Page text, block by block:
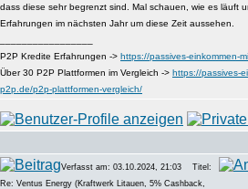
dass diese sehr begrenzt sind. Mal schauen, wie es läuft
Erfahrungen im nächsten Jahr um diese Zeit aussehen.
P2P Kredite Erfahrungen -> https://passives-einkommen-
Über 30 P2P Plattformen im Vergleich -> https://passives-
p2p.de/p2p-plattformen-vergleich/
Verfasst am: 03.10.2024, 21:03
Titel:
Re: Ventus Energy (Kraftwerk Litauen, 5% Cashback,